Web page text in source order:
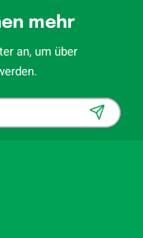
mehr
an, um über